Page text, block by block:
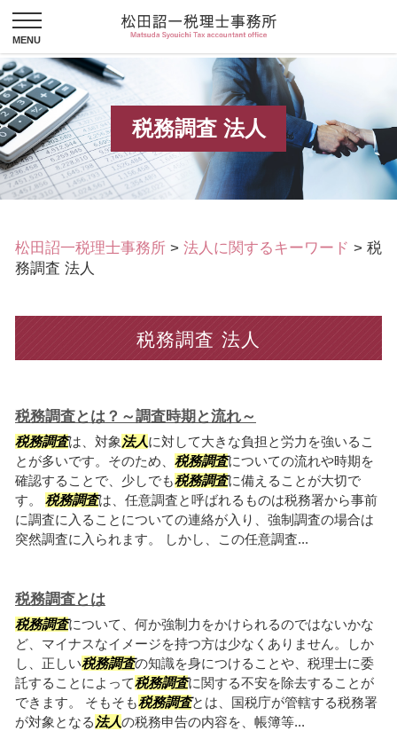
税務調査 法人
松田詔一税理士事務所 > 法人に関するキーワード > 税
務調査 法人
税務調査 法人
税務調査とは？～調査時期と流れ～
税務調査は、対象法人に対して大きな負担と労力を強いるこ
とが多いです。そのため、 税務調査についての流れや時期を
確認することで、少しでも税務調査に備えることが大切で
す。 税務調査は、任意調査と呼ばれるものは税務署から事前
に調査に入ることについての連絡が入り、強制調査の場合は
突然調査に入られます。 しかし、この任意調査...
税務調査とは
税務調査について、何か強制力をかけられるのではないかな
ど、マイナスなイメージを持つ方は少なくありません。しか
し、正しい税務調査の知識を身につけることや、税理士に委
託することによって税務調査に関する不安を除去することが
できます。 そもそも税務調査とは、国税庁が管轄する税務署
が対象となる 法人の税務申告の内容を、帳簿等...